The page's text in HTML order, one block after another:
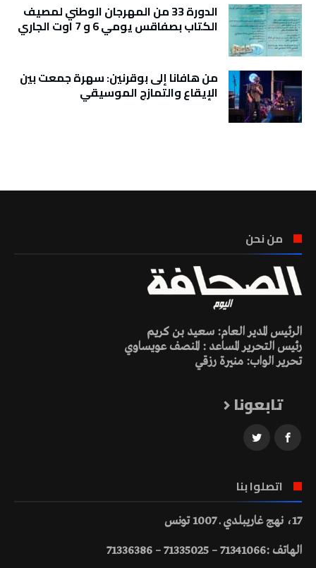
الدورة 33 من المهرجان الوطني لمصيف
الكتاب بصفاقس يومي 6 و 7 اوت الجاري
من هافانا إلى بوقرنين: سهرة جمعت بين
الإيقاع والتمازج الموسيقي
من نحن
الرئيس المدير العام: سعيد بن كريم
رئيس التحرير المساعد : المنصف عويساوي
تحرير الواب: منيرة رزقي
تابعونا
اتصلوا بنا
17، نهج غاريبلدي ـ 1007 تونس
الهاتف :71341066 – 71335025 – 71336386